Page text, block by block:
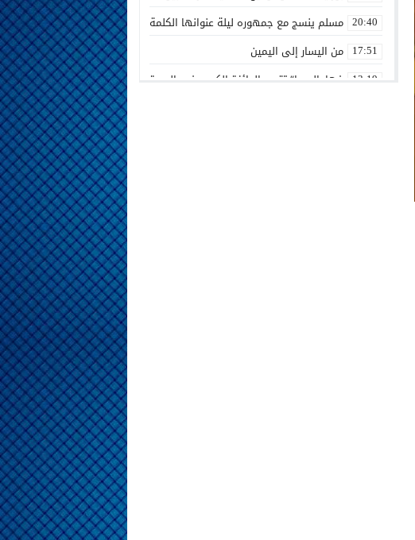
20:40 مسلم ينسج مع جمهوره ليلة عنوانها الكلمة الصادقة في مهرجان إفران
17:51 من اليسار إلى اليمين
13:19 فهامالوجيا” تتوج بالجائزة الكبرى في الدورة الثالثة لمهرجان الخلخال
أسماء لمنور تُحيي روح الطرب المغربي في مهرجان عيساوة بمكناس
الإدماج الاجتماعي في صلب الاهتمام.. الرباط تحتضن اختتام النسخة الثانية
المديرية الإقليمية للتعاون الوطني ببنسليمان تطلق الحملة الوطنية الثانية
بوزنيقة.. حملة واسعة لتحرير الملك العمومي ومحاربة مختلف الظواهر المشينة
أسرة شابة تناشد بفتح تحقيق في ملابسات مضاعفات صحية بعد الولادة
مسلم يشعل أجواء مهرجان تيميزار للفضة بتزنيت بحضور جماهيري كبير